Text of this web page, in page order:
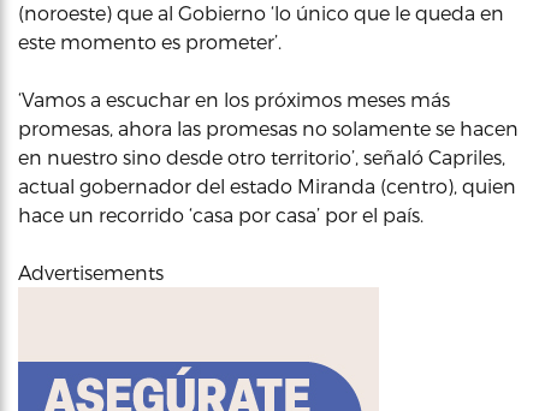
(noroeste) que al Gobierno ‘lo único que le queda en
este momento es prometer’.
‘Vamos a escuchar en los próximos meses más
promesas, ahora las promesas no solamente se hacen
en nuestro sino desde otro territorio’, señaló Capriles,
actual gobernador del estado Miranda (centro), quien
hace un recorrido ‘casa por casa’ por el país.
Advertisements